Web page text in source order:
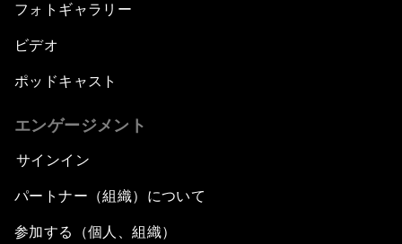
フォトギャラリー
ビデオ
ポッドキャスト
エンゲージメント
サインイン
パートナー（組織）について
参加する（個人、組織）